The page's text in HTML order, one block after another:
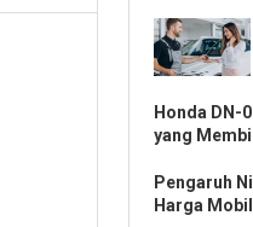
Honda DN-
yang
Pengaruh
Harga